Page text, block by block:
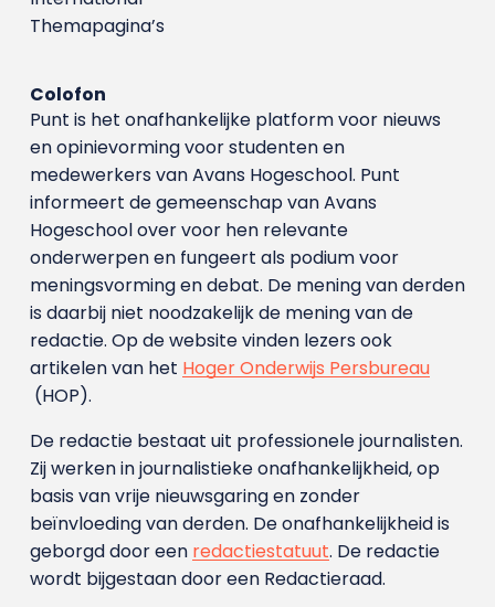
Themapagina’s
Colofon
Punt is het onafhankelijke platform voor nieuws
en opinievorming voor studenten en
medewerkers van Avans Hoge­school. Punt
informeert de gemeenschap van Avans
Hogeschool over voor hen relevante
onderwerpen en fungeert als podium voor
meningsvorming en debat. De mening van derden
is daarbij niet noodzakelijk de mening van de
redactie. Op de website vinden lezers ook
artikelen van het Hoger Onderwijs Persbureau
(HOP).
De redactie bestaat uit professionele journalisten.
Zij werken in journalistieke onafhankelijkheid, op
basis van vrije nieuwsgaring en zonder
beïnvloeding van derden. De onafhankelijkheid is
geborgd door een redactiestatuut. De redactie
wordt bijgestaan door een Redactieraad.